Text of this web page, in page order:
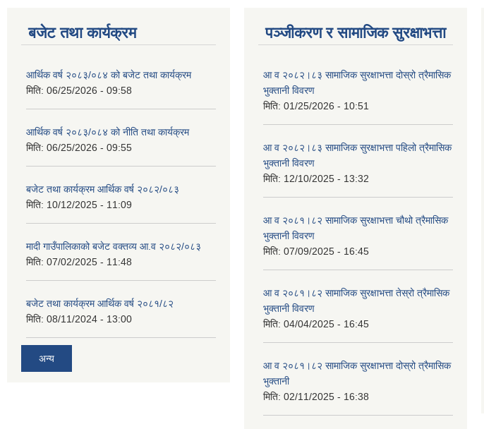
बजेट तथा कार्यक्रम
आर्थिक वर्ष २०८३/०८४ को बजेट तथा कार्यक्रम
मिति: 06/25/2026 - 09:58
आर्थिक वर्ष २०८३/०८४ को नीति तथा कार्यक्रम
मिति: 06/25/2026 - 09:55
बजेट तथा कार्यक्रम आर्थिक वर्ष २०८२/०८३
मिति: 10/12/2025 - 11:09
मादी गाउँपालिकाको बजेट वक्तव्य आ.व २०८२/०८३
मिति: 07/02/2025 - 11:48
बजेट तथा कार्यक्रम आर्थिक वर्ष २०८१/८२
मिति: 08/11/2024 - 13:00
अन्य
पञ्जीकरण र सामाजिक सुरक्षाभत्ता
आ व २०८२।८३ सामाजिक सुरक्षाभत्ता दोस्रो त्रैमासिक
भुक्तानी विवरण
मिति: 01/25/2026 - 10:51
आ व २०८२।८३ सामाजिक सुरक्षाभत्ता पहिलो त्रैमासिक
भुक्तानी विवरण
मिति: 12/10/2025 - 13:32
आ व २०८१।८२ सामाजिक सुरक्षाभत्ता चौथो त्रैमासिक
भुक्तानी विवरण
मिति: 07/09/2025 - 16:45
आ व २०८१।८२ सामाजिक सुरक्षाभत्ता तेस्रो त्रैमासिक
भुक्तानी विवरण
मिति: 04/04/2025 - 16:45
आ व २०८१।८२ सामाजिक सुरक्षाभत्ता दोस्रो त्रैमासिक
भुक्तानी
मिति: 02/11/2025 - 16:38